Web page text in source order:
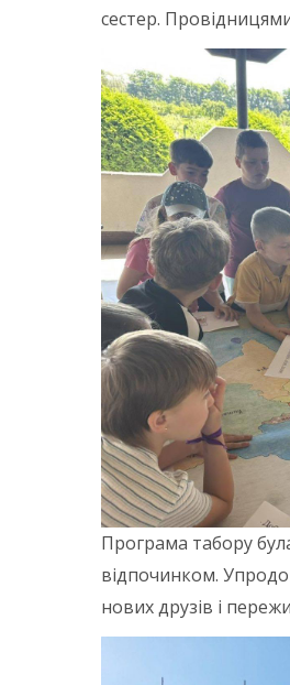
сестер.
Програма табору
відпочинком.
нових друзів і